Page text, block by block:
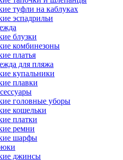
туфли на каблуках
эспадрильи
блузки
комбинезоны
платья
для пляжа
купальники
плавки
головные уборы
кошельки
платки
ремни
шарфы
джинсы